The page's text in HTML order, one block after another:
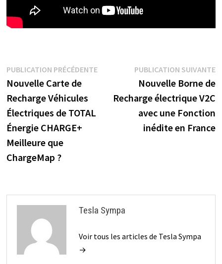
Navigation
de
l’article
PUBLICATION PRÉCÉDENTEPublication
précédente :
Nouvelle Carte de
Recharge Véhicules
Électriques de TOTAL
Énergie CHARGE+
Meilleure que
ChargeMap ?
PUBLICATION SUIVANTE
Nouvelle Borne de
Recharge électrique V2C
avec une Fonction
inédite en France
Tesla Sympa
Voir tous les articles de Tesla Sympa
→